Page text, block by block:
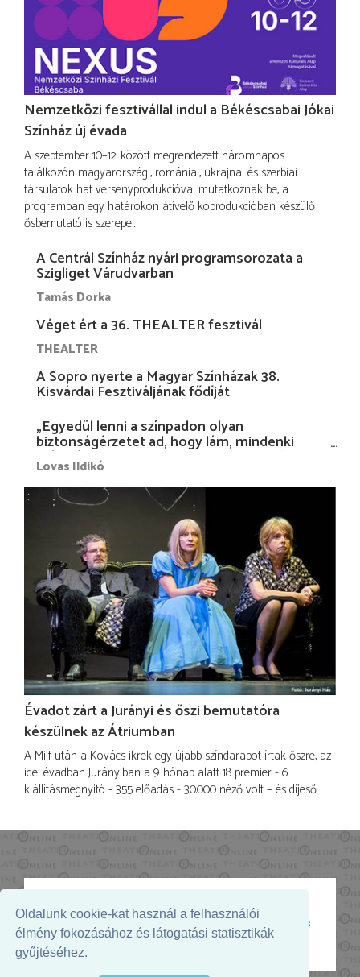
Oldalunk cookie-kat használ a felhasználói
élmény fokozásához és látogatási statisztikák
gyűjtéséhez.
Nemzetközi fesztivállal indul a Békéscsabai Jókai
Színház új évada
A szeptember 10–12. között megrendezett háromnapos
találkozón magyarországi, romániai, ukrajnai és szerbiai
társulatok hat versenyprodukcióval mutatkoznak be, a
programban egy határokon átívelő koprodukcióban készülő
ősbemutató is szerepel.
A Centrál Színház nyári programsorozata a
Szigliget Várudvarban
Tamás Dorka
Véget ért a 36. THEALTER fesztivál
THEALTER
A Sopro nyerte a Magyar Színházak 38.
Kisvárdai Fesztiváljának fődíját
„Egyedül lenni a színpadon olyan
biztonságérzetet ad, hogy lám, mindenki
más nélkül is megvagyok magammal…”
Lovas Ildikó
Évadot zárt a Jurányi és őszi bemutatóra
készülnek az Átriumban
A Milf után a Kovács ikrek egy újabb színdarabot írtak őszre, az
idei évadban Jurányiban a 9 hónap alatt 18 premier - 6
kiállításmegnyitó - 355 előadás - 30.000 néző volt – és díjeső.
Az oldal megjelenését támogatja: